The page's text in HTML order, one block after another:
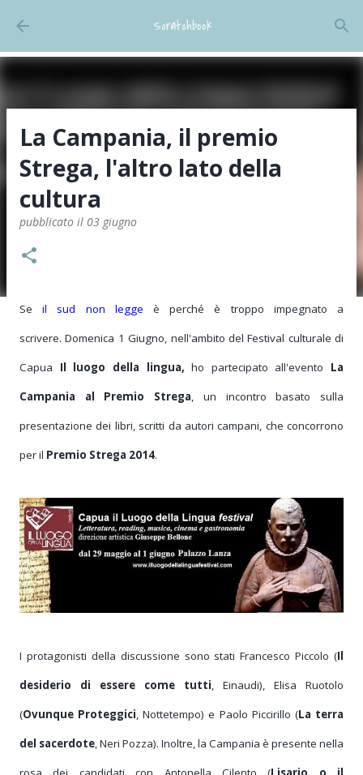
Passa ai contenuti principali
Scratchbook
La Campania, il premio
Strega, l'altro lato della
cultura
pubblicato il 03 giugno
Seil sud non legge è perché è troppo impegnato a
scrivere.Domenica 1 Giugno, nell'ambito del Festival culturale di
Capua Il luogo della lingua,ho partecipato all'evento La
Campania al Premio Strega, un incontro basato sulla
presentazione dei libri, scritti da autori campani, che concorrono
per il Premio Strega 2014.
I protagonisti della discussione sono stati Francesco Piccolo (Il
desiderio di essere come tutti, Einaudi), Elisa Ruotolo
(Ovunque Proteggici, Nottetempo) e Paolo Piccirillo (La terra
del sacerdote, Neri Pozza). Inoltre, la Campania è presente nella